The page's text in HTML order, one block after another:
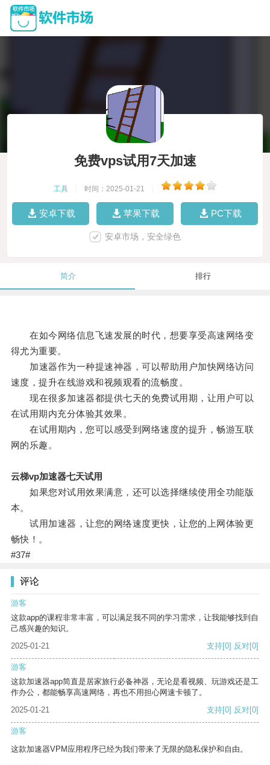
免费vps试用7天加速
工具 时间：2025-01-21
安卓下载 苹果下载 PC下载
安卓市场，安全绿色
简介 排行
在如今网络信息飞速发展的时代，想要享受高速网络变
得尤为重要。
加速器作为一种提速神器，可以帮助用户加快网络访问
速度，提升在线游戏和视频观看的流畅度。
现在很多加速器都提供七天的免费试用期，让用户可以
在试用期内充分体验其效果。
在试用期内，您可以感受到网络速度的提升，畅游互联
网的乐趣。
云梯vp加速器七天试用
如果您对试用效果满意，还可以选择继续使用全功能版
本。
试用加速器，让您的网络速度更快，让您的上网体验更
畅快！。
#37#
评论
游客
这款app的课程非常丰富，可以满足我不同的学习需求，让我能够找到自
己感兴趣的知识。
2025-01-21
支持[0] 反对[0]
游客
这款加速器app简直是居家旅行必备神器，无论是看视频、玩游戏还是工
作办公，都能畅享高速网络，再也不用担心网速卡顿了。
2025-01-21
支持[0] 反对[0]
游客
这款加速器VPM应用程序已经为我们带来了无限的隐私保护和自由。